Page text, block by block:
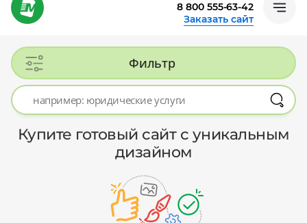
8 800 555-63-42
Заказать сайт
Фильтр
Купите готовый сайт с уникальным
дизайном